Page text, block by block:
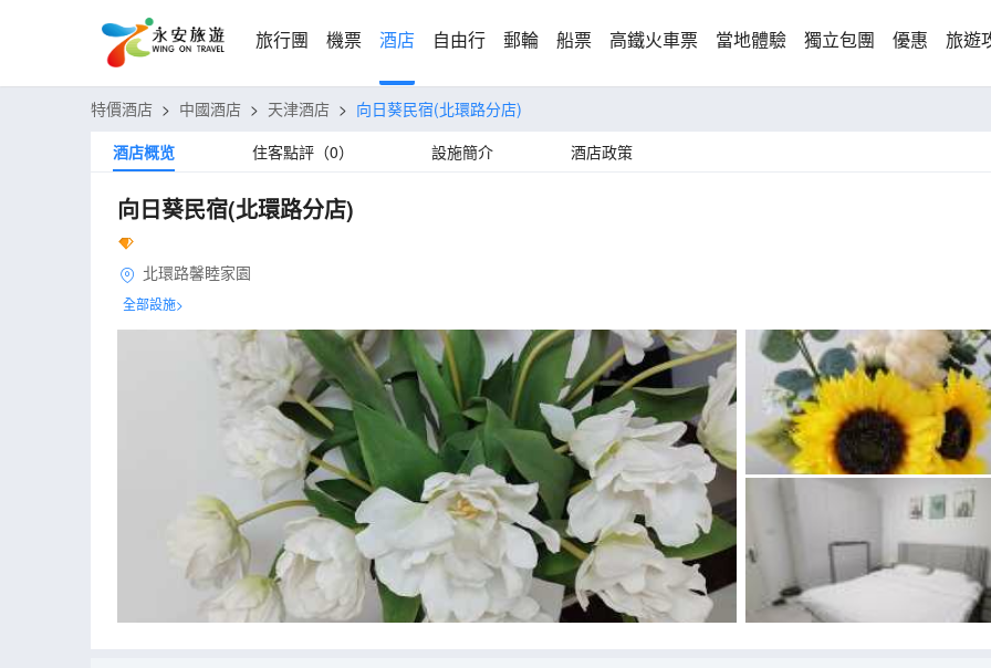
旅行團 機票 酒店 自由行 郵輪 船票 高鐵火車票 當地體驗 獨立包團 優惠 旅遊
特價酒店 > 中國酒店 > 天津酒店 > 向日葵民宿(北環路分店)
酒店概览
住客點評（0） 設施簡介 酒店政策
向日葵民宿(北環路分店)
北環路馨睦家園
全部設施>